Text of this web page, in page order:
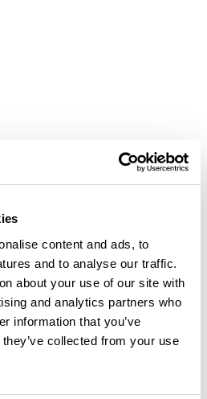
content and ads, to
and to analyse our traffic.
about your use of our site with
and analytics partners who
information that you’ve
collected from your use
un avis
de 75,1 km à proximité de